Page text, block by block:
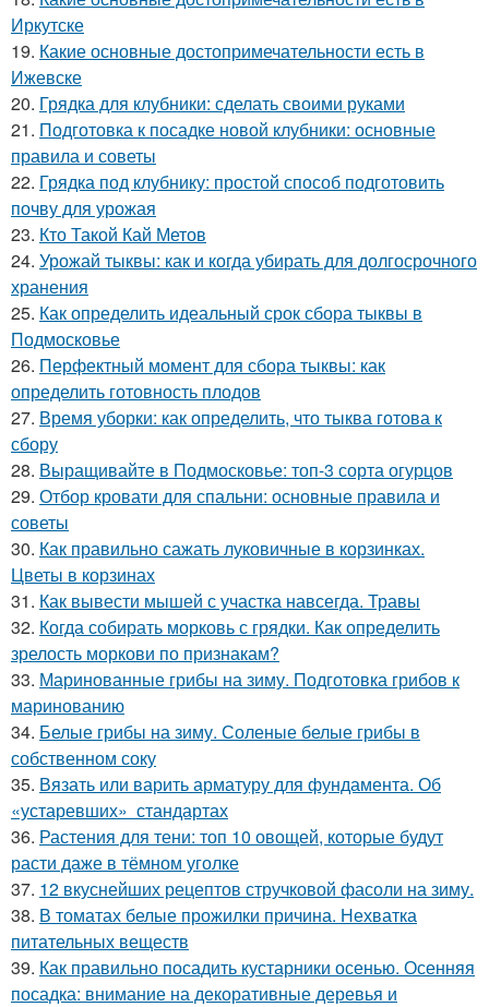
Иркутске
19. Какие основные достопримечательности есть в
Ижевске
20. Грядка для клубники: сделать своими руками
21. Подготовка к посадке новой клубники: основные
правила и советы
22. Грядка под клубнику: простой способ подготовить
почву для урожая
23. Кто Такой Кай Метов
24. Урожай тыквы: как и когда убирать для долгосрочного
хранения
25. Как определить идеальный срок сбора тыквы в
Подмосковье
26. Перфектный момент для сбора тыквы: как
определить готовность плодов
27. Время уборки: как определить, что тыква готова к
сбору
28. Выращивайте в Подмосковье: топ-3 сорта огурцов
29. Отбор кровати для спальни: основные правила и
советы
30. Как правильно сажать луковичные в корзинках.
Цветы в корзинах
31. Как вывести мышей с участка навсегда. Травы
32. Когда собирать морковь с грядки. Как определить
зрелость моркови по признакам?
33. Маринованные грибы на зиму. Подготовка грибов к
маринованию
34. Белые грибы на зиму. Соленые белые грибы в
собственном соку
35. Вязать или варить арматуру для фундамента. Об
«устаревших» стандартах
36. Растения для тени: топ 10 овощей, которые будут
расти даже в тёмном уголке
37. 12 вкуснейших рецептов стручковой фасоли на зиму.
38. В томатах белые прожилки причина. Нехватка
питательных веществ
39. Как правильно посадить кустарники осенью. Осенняя
посадка: внимание на декоративные деревья и